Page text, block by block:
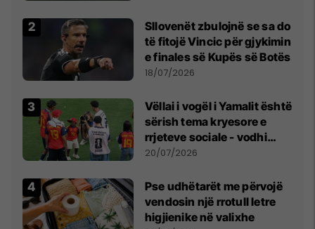
Sllovenët zbulojnë se sa do
të fitojë Vincic për gjykimin
e finales së Kupës së Botës
18/07/2026
Vëllai i vogël i Yamalit është
sërish tema kryesore e
rrjeteve sociale - vodhi
vëmendjen pas finales së
20/07/2026
Pse udhëtarët me përvojë
vendosin një rrotull letre
higjienike në valixhe